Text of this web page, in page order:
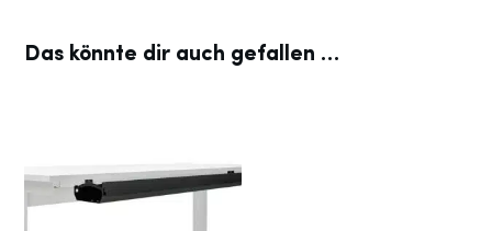
Das könnte dir auch gefallen …
Varianten